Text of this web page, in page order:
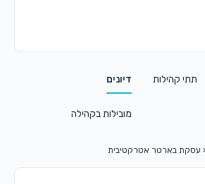
תתי קהילות דיונים
מובילות בקהילה
עסקת בארטר אטרקטיבית